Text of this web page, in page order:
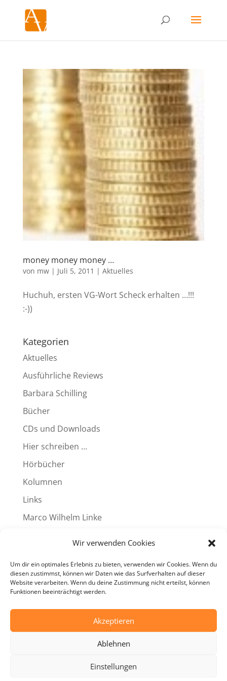
Wir verwenden Cookies
Um dir ein optimales Erlebnis zu bieten, verwenden wir Cookies. Wenn du
diesen zustimmst, können wir Daten wie das Surfverhalten auf dieser
Website verarbeiten. Wenn du deine Zustimmung nicht erteilst, können
Funktionen beeinträchtigt werden.
Akzeptieren
Ablehnen
Einstellungen
money money money …
von mw| Juli 5, 2011 | Aktuelles
Huchuh, ersten VG-Wort Scheck erhalten …!!!
:-))
Kategorien
Aktuelles
Ausführliche Reviews
Barbara Schilling
Bücher
CDs und Downloads
Hier schreiben …
Hörbücher
Kolumnen
Links
Marco Wilhelm Linke
Termine
Videos
Elegant Themes